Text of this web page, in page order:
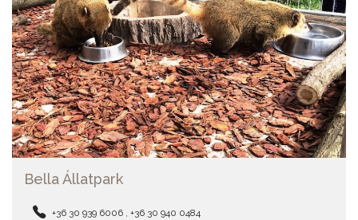
Bella Állatpark
+36 30 939 6006 , +36 30 940 0484